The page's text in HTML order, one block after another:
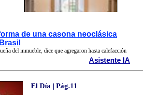
de una casona neoclásica
del inmueble, dice que agregaron hasta calefacción
Asistente IA
El Día | Pág.11